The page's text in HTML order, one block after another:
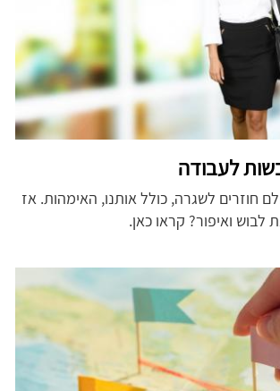
לעבודה
חוזרים לשגרה, כולל אותנו, האימהות. אז
לבוש ואיפור? קראו כאן.